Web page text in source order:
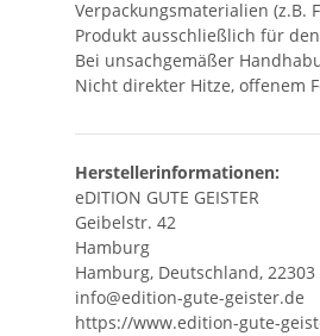
Verpackungsmaterialien (z.B.
Produkt ausschließlich für
Bei unsachgemäßer
Nicht direkter Hitze, offenem
Herstellerinformationen:
eDITION GUTE GEISTER
Geibelstr. 42
Hamburg
Hamburg, Deutschland, 22303
info@edition-gute-geister.de
https://www.edition-gute-